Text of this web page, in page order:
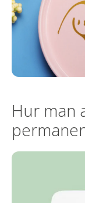
Hur man